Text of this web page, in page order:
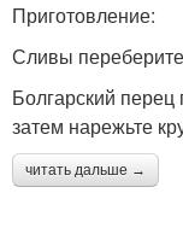
Приготовление:
Сливы
Болгарский перец
затем нарежьте
читать дальше →